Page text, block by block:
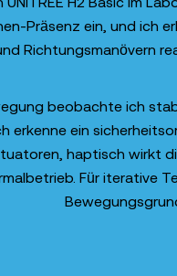
Präsenz ein, und ich
Richtungsmanövern
beobachte ich
erkenne ein
haptisch wirkt
Für iterative